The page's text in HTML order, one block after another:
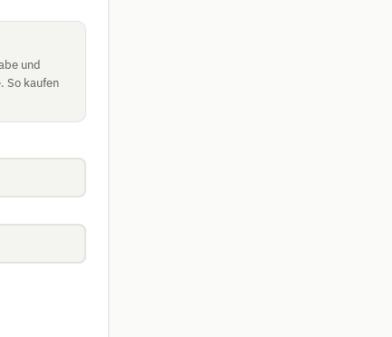
und
So kaufen